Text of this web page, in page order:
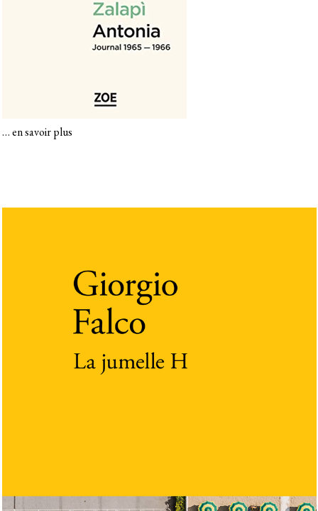
…en savoir plus